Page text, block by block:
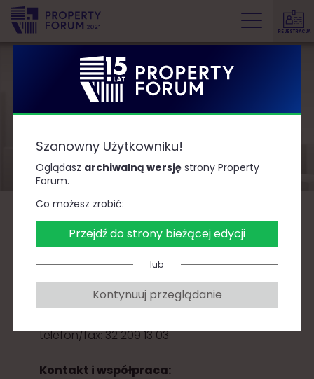
P
e
REJESTRACJA
Organizator
Organizator:
Grupa PTWP SA
Międzynarodowe Centrum Kongresowe
Plac Sławika i Antalla 1
telefon/fax: 32 209 13 03
Kontakt i współpraca:
Szanowny Użytkowniku!
Oglądasz archiwalną wersję strony Property
Forum.
Co możesz zrobić:
Przejdź do strony bieżącej edycji
lub
Kontynuuj przeglądanie